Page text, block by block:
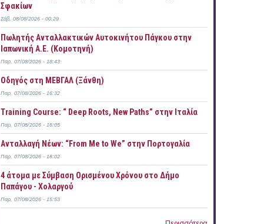
Σφακίων
Σάβ, 08/08/2026 - 00:29
Πωλητής Ανταλλακτικών Αυτοκινήτου Πάγκου στην
Ιαπωνική Α.Ε. (Κομοτηνή)
Παρ, 07/08/2026 - 18:43
Οδηγός στη ΜΕΒΓΑΛ (Ξάνθη)
Παρ, 07/08/2026 - 16:32
Training Course: “ Deep Roots, New Paths” στην Ιταλία
Παρ, 07/08/2026 - 16:05
Ανταλλαγή Νέων: “From Me to We” στην Πορτογαλία
Παρ, 07/08/2026 - 16:02
4 άτομα με Σύμβαση Ορισμένου Χρόνου στο Δήμο
Παπάγου - Χολαργού
Παρ, 07/08/2026 - 15:53